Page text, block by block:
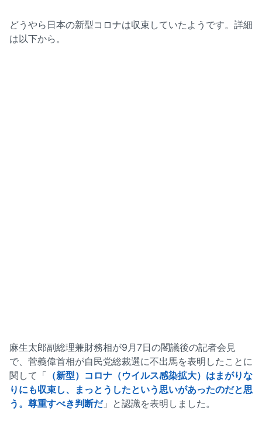
どうやら日本の新型コロナは収束していたようです。詳細
は以下から。
麻生太郎副総理兼財務相が9月7日の閣議後の記者会見
で、菅義偉首相が自民党総裁選に不出馬を表明したことに
関して「 （新型）コロナ（ウイルス感染拡大）はまがりな
りにも収束し、まっとうしたという思いがあったのだと思
う。尊重すべき判断だ」と認識を表明しました。